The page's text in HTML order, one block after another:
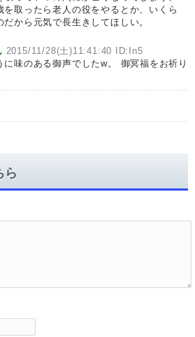
取ったら老人の役をやるとか、いくら
から元気で長生きしてほしい。
2015/11/28(土)11:41:40 ID:In5
味のある御声でしたw。 御冥福をお祈り
ら